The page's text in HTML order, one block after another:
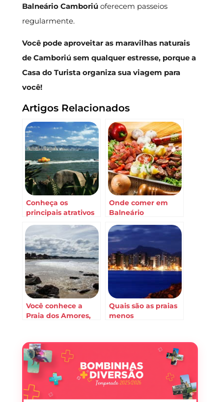
Balneário Camboriúoferecem passeios
regularmente.
Você pode aproveitar as maravilhas naturais
de Camboriú sem qualquer estresse, porque a
Casa do Turista organiza sua viagem para
você!
Artigos Relacionados
Conheça os
principais atrativos
à Balneário
Camboriú – SC
Onde comer em
Balneário
Você conhece a
Praia dos Amores,
Quais são as praias
menos
Camboriú?